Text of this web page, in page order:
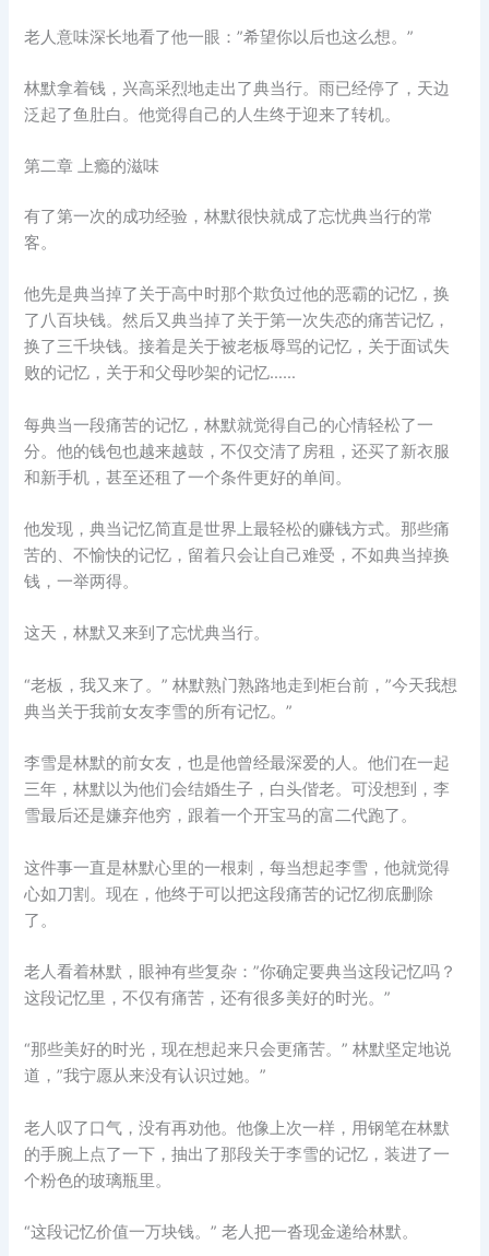
老人意味深长地看了他一眼：”希望你以后也这么想。”
林默拿着钱，兴高采烈地走出了典当行。雨已经停了，天边
泛起了鱼肚白。他觉得自己的人生终于迎来了转机。
第二章 上瘾的滋味
有了第一次的成功经验，林默很快就成了忘忧典当行的常
客。
他先是典当掉了关于高中时那个欺负过他的恶霸的记忆，换
了八百块钱。然后又典当掉了关于第一次失恋的痛苦记忆，
换了三千块钱。接着是关于被老板辱骂的记忆，关于面试失
败的记忆，关于和父母吵架的记忆……
每典当一段痛苦的记忆，林默就觉得自己的心情轻松了一
分。他的钱包也越来越鼓，不仅交清了房租，还买了新衣服
和新手机，甚至还租了一个条件更好的单间。
他发现，典当记忆简直是世界上最轻松的赚钱方式。那些痛
苦的、不愉快的记忆，留着只会让自己难受，不如典当掉换
钱，一举两得。
这天，林默又来到了忘忧典当行。
“老板，我又来了。” 林默熟门熟路地走到柜台前，”今天我想
典当关于我前女友李雪的所有记忆。”
李雪是林默的前女友，也是他曾经最深爱的人。他们在一起
三年，林默以为他们会结婚生子，白头偕老。可没想到，李
雪最后还是嫌弃他穷，跟着一个开宝马的富二代跑了。
这件事一直是林默心里的一根刺，每当想起李雪，他就觉得
心如刀割。现在，他终于可以把这段痛苦的记忆彻底删除
了。
老人看着林默，眼神有些复杂：”你确定要典当这段记忆吗？
这段记忆里，不仅有痛苦，还有很多美好的时光。”
“那些美好的时光，现在想起来只会更痛苦。” 林默坚定地说
道，”我宁愿从来没有认识过她。”
老人叹了口气，没有再劝他。他像上次一样，用钢笔在林默
的手腕上点了一下，抽出了那段关于李雪的记忆，装进了一
个粉色的玻璃瓶里。
“这段记忆价值一万块钱。” 老人把一沓现金递给林默。